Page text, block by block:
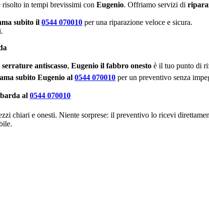
risolto in tempi brevissimi con Eugenio. Offriamo servizi di
subito il 0544 070010 per una riparazione veloce e sicura.
serrature antiscasso, Eugenio il fabbro onesto è il tuo punto di
subito Eugenio al 0544 070010 per un preventivo senza
al 0544 070010
chiari e onesti. Niente sorprese: il preventivo lo ricevi